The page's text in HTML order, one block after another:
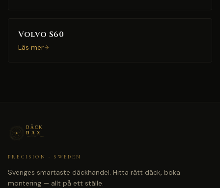
Volvo S60
Läs mer
PRECISION · SWEDEN
Sveriges smartaste däckhandel. Hitta rätt däck, boka
montering — allt på ett ställe.